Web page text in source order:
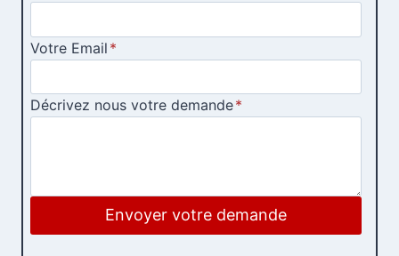
Votre Email *
Décrivez nous votre demande*
Envoyer votre demande